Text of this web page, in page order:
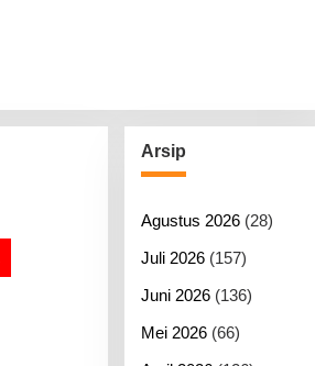
Arsip
Agustus 2026(28)
Juli 2026(157)
Juni 2026(136)
Mei 2026(66)